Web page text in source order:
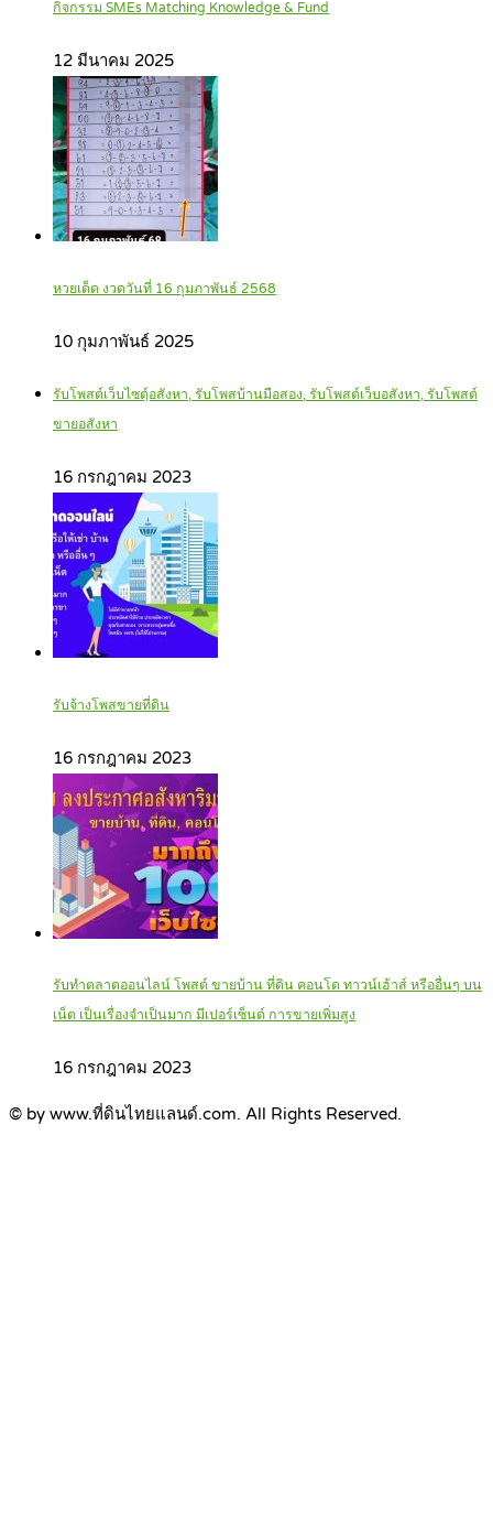
กิจกรรม SMEs Matching Knowledge & Fund
12 มีนาคม 2025
หวยเด็ด งวดวันที่ 16 กุมภาพันธ์ 2568
10 กุมภาพันธ์ 2025
รับโพสต์เว็บไซตฺ์อสังหา, รับโพสบ้านมือสอง, รับโพสต์เว็บอสังหา, รับโพสต์
ขายอสังหา
16 กรกฎาคม 2023
รับจ้างโพสขายที่ดิน
16 กรกฎาคม 2023
รับทำตลาดออนไลน์ โพสต์ ขายบ้าน ที่ดิน คอนโด ทาวน์เฮ้าส์ หรืออื่นๆ บน
เน็ต เป็นเรื่องจำเป็นมาก มีเปอร์เซ็นต์ การขายเพิ่มสูง
16 กรกฎาคม 2023
© by www.ที่ดินไทยแลนด์.com. All Rights Reserved.